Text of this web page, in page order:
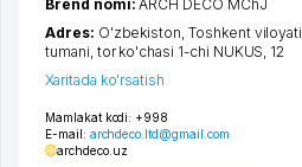
Mamlakat kodi: +998
E-mail: archdeco.ltd@gmail.com
archdeco.uz
Brend nomi:ARCH DECO MChJ
Adres: O'zbekiston,Toshkent viloyati
tumani, tor ko'chasi 1-chi NUKUS, 12
Xaritada ko'rsatish